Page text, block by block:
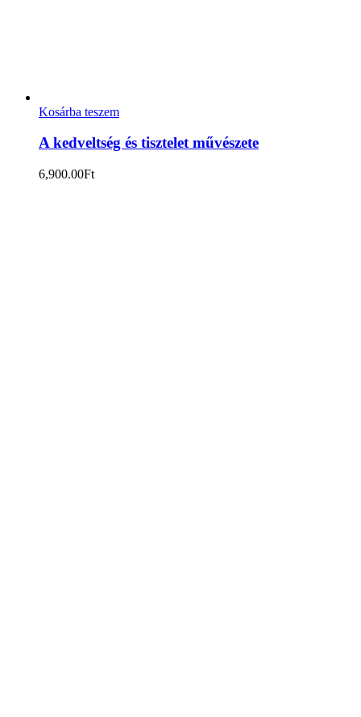
Kosárba teszem
A kedveltség és tisztelet művészete
6,900.00Ft